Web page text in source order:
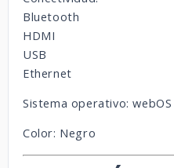
Bluetooth
HDMI
USB
Ethernet
Sistema operativo:
Color: Negro